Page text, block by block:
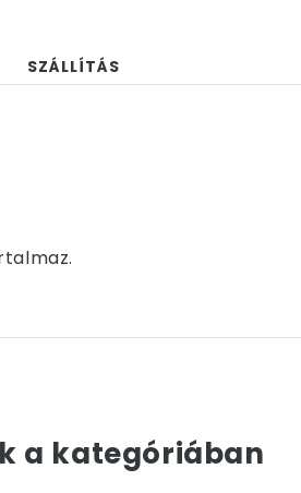
SZÁLLÍTÁS
a kategóriában